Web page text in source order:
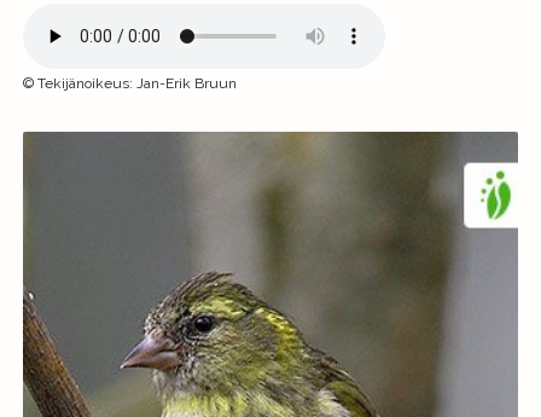
© Tekijänoikeus: Jan-Erik Bruun